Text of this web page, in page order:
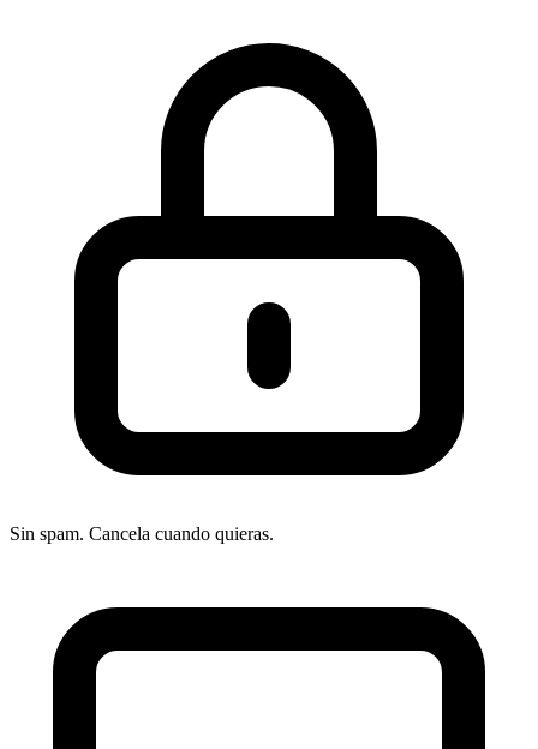
páginas de captación, popups y formularios
Content Studio: gestor de activos visuales con editor
de imagen integrado y conexión a Canva
contenido, hora de envío y segmento con selección
automática de ganador
campaña, benchmarks del sector, atribución de
ingresos para ecommerce
CRM básico: gestión de contactos con tags, campos
Transactional email (Mandrill): módulo adicional
Multiusuario con roles: gestión de permisos por
usuario según plan (1 a ilimitados)
Sin spam. Cancela cuando quieras.